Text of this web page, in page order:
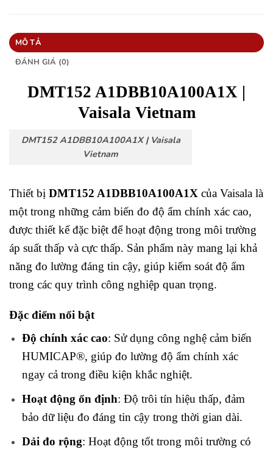
MÔ TẢ
ĐÁNH GIÁ (0)
DMT152 A1DBB10A100A1X |
Vaisala Vietnam
DMT152 A1DBB10A100A1X | Vaisala
Vietnam
Thiết bị DMT152 A1DBB10A100A1X của Vaisala là
một trong những cảm biến đo độ ẩm chính xác cao,
được thiết kế đặc biệt để hoạt động trong môi trường
áp suất thấp và cực thấp. Sản phẩm này mang lại khả
năng đo lường đáng tin cậy, giúp kiểm soát độ ẩm
trong các quy trình công nghiệp quan trọng.
Đặc điểm nổi bật
Độ chính xác cao: Sử dụng công nghệ cảm biến
HUMICAP®, giúp đo lường độ ẩm chính xác
ngay cả trong điều kiện khắc nghiệt.
Hoạt động ổn định: Độ trôi tín hiệu thấp, đảm
bảo dữ liệu đo đáng tin cậy trong thời gian dài.
Dải đo rộng: Hoạt động tốt trong môi trường có